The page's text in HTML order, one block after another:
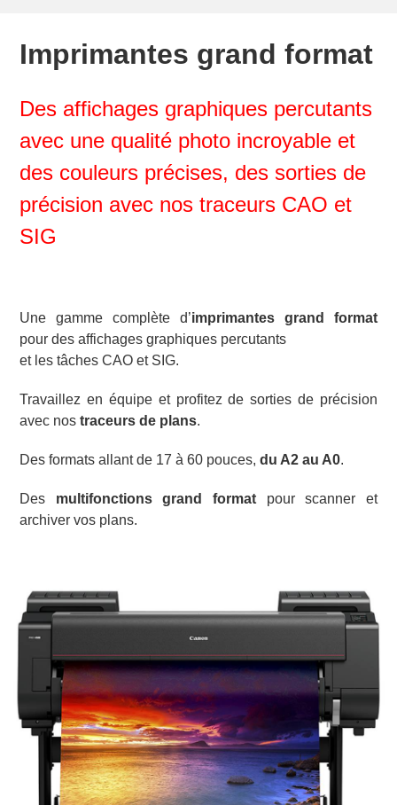
Imprimantes grand format
Des affichages graphiques percutants
avec une qualité photo incroyable et
des couleurs précises, des sorties de
précision avec nos traceurs CAO et
SIG
Une gamme complète d’imprimantes grand format
pour des affichages graphiques percutants
et les tâches CAO et SIG.
Travaillez en équipe et profitez de sorties de précision
avec nostraceurs de plans.
Des formats allant de 17 à 60 pouces,du A2 au A0.
Des multifonctions grand format pour scanner et
archiver vos plans.